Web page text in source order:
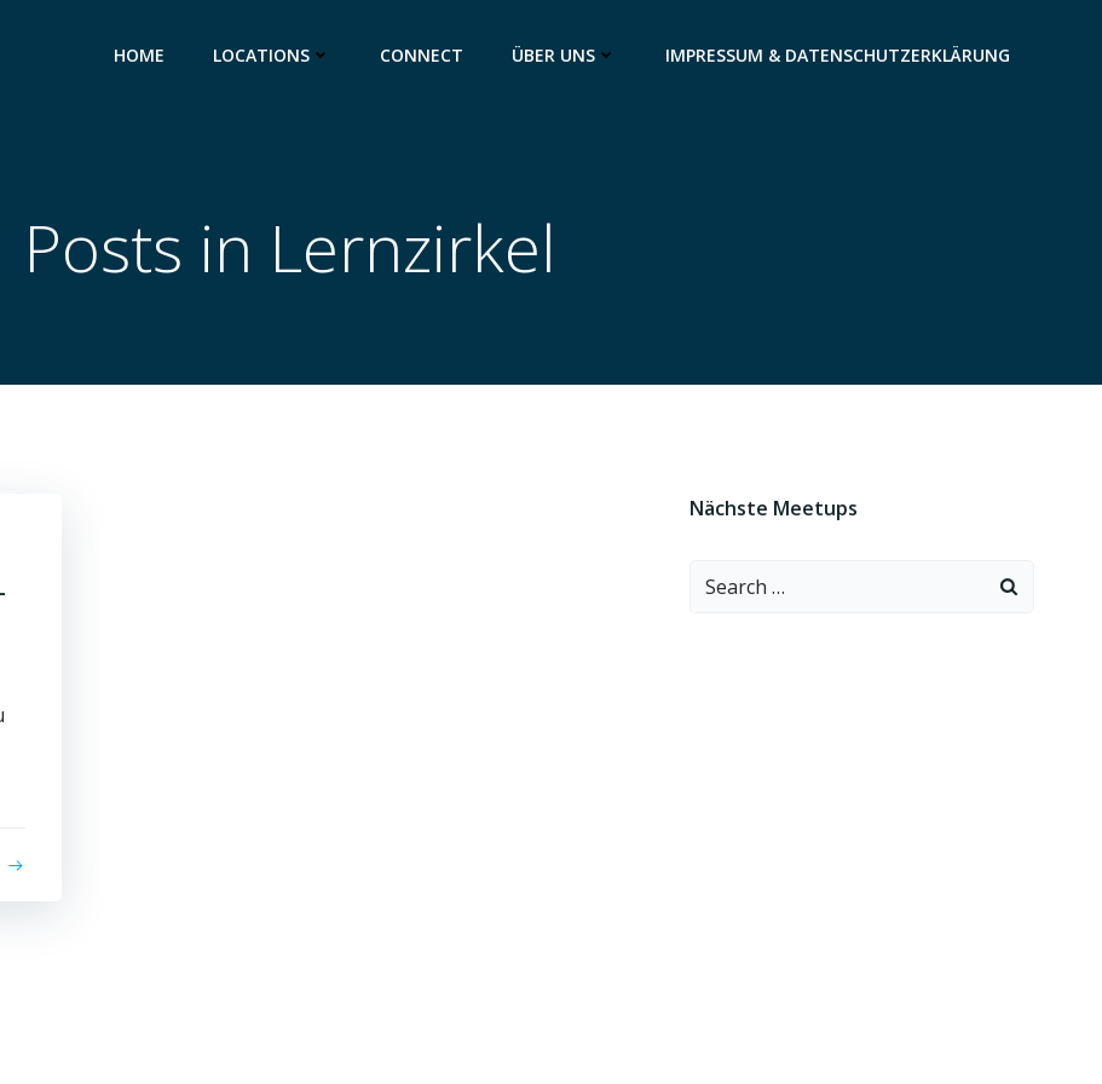
HOME LOCATIONS CONNECT ÜBER UNS IMPRESSUM & DATENSCHUTZERKLÄRUNG
Posts in Lernzirkel
Nächste Meetups
Search